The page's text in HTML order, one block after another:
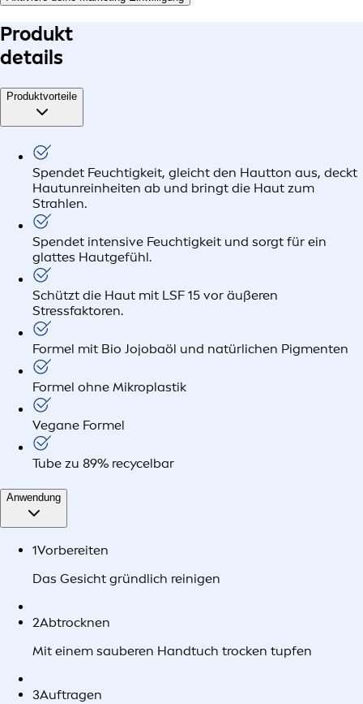
Produkt
details
Produktvorteile
Spendet Feuchtigkeit, gleicht den Hautton aus, deckt
Hautunreinheiten ab und bringt die Haut zum
Strahlen.
Spendet intensive Feuchtigkeit und sorgt für ein
glattes Hautgefühl.
Schützt die Haut mit LSF 15 vor äußeren
Stressfaktoren.
Formel mit Bio Jojobaöl und natürlichen Pigmenten
Formel ohne Mikroplastik
Vegane Formel
Tube zu 89% recycelbar
Anwendung
1Vorbereiten
Das Gesicht gründlich reinigen
2Abtrocknen
Mit einem sauberen Handtuch trocken tupfen
3Auftragen